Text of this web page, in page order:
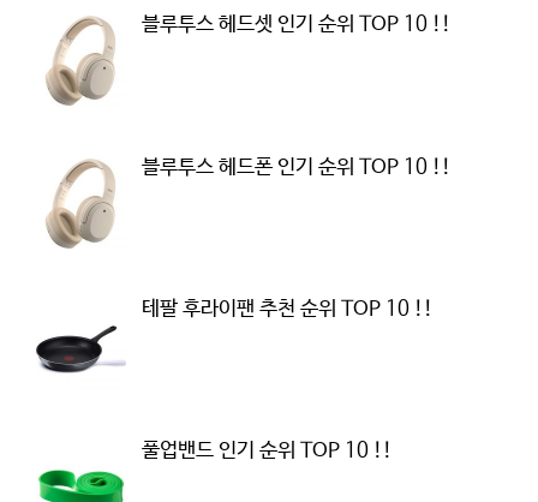
블루투스 헤드셋 인기 순위 TOP 10 !!
블루투스 헤드폰 인기 순위 TOP 10 !!
테팔 후라이팬 추천 순위 TOP 10 !!
풀업밴드 인기 순위 TOP 10 !!